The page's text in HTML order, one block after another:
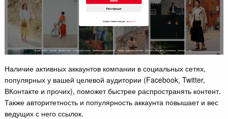
Наличие активных аккаунтов компании в социальных сетях,
популярных у вашей целевой аудитории (Facebook, Twitter,
ВКонтакте и прочих), поможет быстрее распространять контент.
Также авторитетность и популярность аккаунта повышает и вес
ведущих с него ссылок.